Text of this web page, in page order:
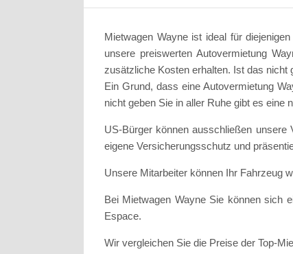
Mietwagen Wayne ist ideal für
unsere preiswerten Autovermietung
zusätzliche Kosten erhalten. Ist das nicht
Ein Grund, dass eine Autovermietung
nicht geben Sie in aller Ruhe gibt es eine
US-Bürger können ausschließen
eigene Versicherungsschutz und
Unsere Mitarbeiter können Ihr Fahrzeug
Bei Mietwagen Wayne Sie können sich
Espace.
Wir vergleichen Sie die Preise der Top-